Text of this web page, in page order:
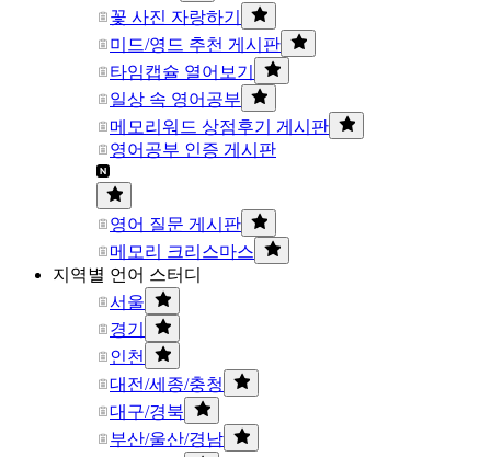
꽃 사진 자랑하기
미드/영드 추천 게시판
타임캡슐 열어보기
일상 속 영어공부
메모리워드 상점후기 게시판
영어공부 인증 게시판
영어 질문 게시판
메모리 크리스마스
지역별 언어 스터디
서울
경기
인천
대전/세종/충청
대구/경북
부산/울산/경남